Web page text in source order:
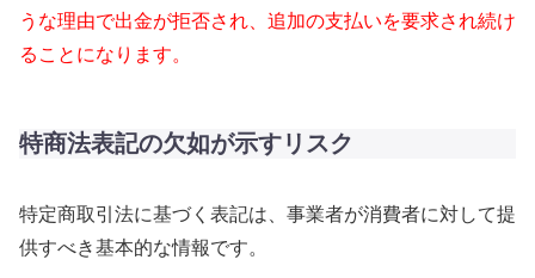
うな理由で出金が拒否され、追加の支払いを要求され続け
ることになります。
特商法表記の欠如が示すリスク
特定商取引法に基づく表記は、事業者が消費者に対して提
供すべき基本的な情報です。